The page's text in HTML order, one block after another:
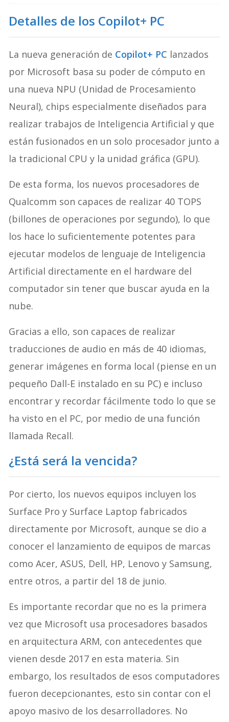
Detalles de los Copilot+ PC
La nueva generación de Copilot+ PC lanzados
por Microsoft basa su poder de cómputo en
una nueva NPU (Unidad de Procesamiento
Neural), chips especialmente diseñados para
realizar trabajos de Inteligencia Artificial y que
están fusionados en un solo procesador junto a
la tradicional CPU y la unidad gráfica (GPU).
De esta forma, los nuevos procesadores de
Qualcomm son capaces de realizar 40 TOPS
(billones de operaciones por segundo), lo que
los hace lo suficientemente potentes para
ejecutar modelos de lenguaje de Inteligencia
Artificial directamente en el hardware del
computador sin tener que buscar ayuda en la
nube.
Gracias a ello, son capaces de realizar
traducciones de audio en más de 40 idiomas,
generar imágenes en forma local (piense en un
pequeño Dall-E instalado en su PC) e incluso
encontrar y recordar fácilmente todo lo que se
ha visto en el PC, por medio de una función
llamada Recall.
¿Está será la vencida?
Por cierto, los nuevos equipos incluyen los
Surface Pro y Surface Laptop fabricados
directamente por Microsoft, aunque se dio a
conocer el lanzamiento de equipos de marcas
como Acer, ASUS, Dell, HP, Lenovo y Samsung,
entre otros, a partir del 18 de junio.
Es importante recordar que no es la primera
vez que Microsoft usa procesadores basados
en arquitectura ARM, con antecedentes que
vienen desde 2017 en esta materia. Sin
embargo, los resultados de esos computadores
fueron decepcionantes, esto sin contar con el
apoyo masivo de los desarrolladores. No